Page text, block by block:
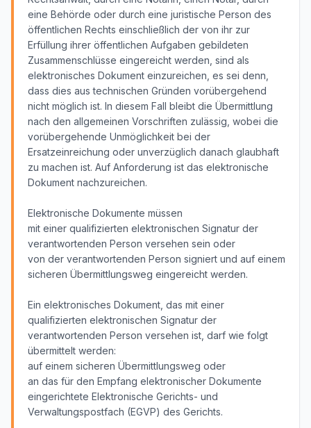
eine Behörde oder durch eine juristische Person des
öffentlichen Rechts einschließlich der von ihr zur
Erfüllung ihrer öffentlichen Aufgaben gebildeten
Zusammenschlüsse eingereicht werden, sind als
elektronisches Dokument einzureichen, es sei denn,
dass dies aus technischen Gründen vorübergehend
nicht möglich ist. In diesem Fall bleibt die Übermittlung
nach den allgemeinen Vorschriften zulässig, wobei die
vorübergehende Unmöglichkeit bei der
Ersatzeinreichung oder unverzüglich danach glaubhaft
zu machen ist. Auf Anforderung ist das elektronische
Dokument nachzureichen.
Elektronische Dokumente müssen
mit einer qualifizierten elektronischen Signatur der
verantwortenden Person versehen sein oder
von der verantwortenden Person signiert und auf einem
sicheren Übermittlungsweg eingereicht werden.
Ein elektronisches Dokument, das mit einer
qualifizierten elektronischen Signatur der
verantwortenden Person versehen ist, darf wie folgt
übermittelt werden:
auf einem sicheren Übermittlungsweg oder
an das für den Empfang elektronischer Dokumente
eingerichtete Elektronische Gerichts- und
Verwaltungspostfach (EGVP) des Gerichts.